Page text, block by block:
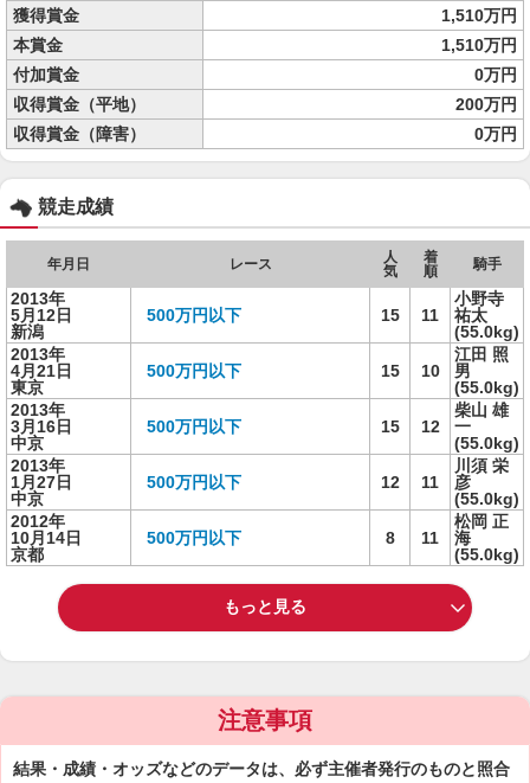
獲得賞金
1,510万円
本賞金
1,510万円
付加賞金
0万円
収得賞金（平地）
200万円
収得賞金（障害）
0万円
競走成績
年月日 レース
人
気
着
順
騎手
2013年
5月12日
新潟
500万円以下 15 11
小野寺
祐太
(55.0kg)
2013年
4月21日
東京
500万円以下 15 10
江田 照
男
(55.0kg)
2013年
3月16日
中京
500万円以下 15 12
柴山 雄
一
(55.0kg)
2013年
1月27日
中京
500万円以下 12 11
川須 栄
彦
(55.0kg)
2012年
10月14日
京都
500万円以下 8 11
松岡 正
海
(55.0kg)
もっと見る
注意事項
結果・成績・オッズなどのデータは、必ず主催者発行のものと照合